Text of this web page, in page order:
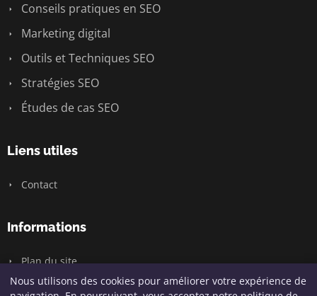
Conseils pratiques en SEO
Marketing digital
Outils et Techniques SEO
Stratégies SEO
Études de cas SEO
Liens utiles
Contact
Informations
Plan du site
Nous utilisons des cookies pour améliorer votre expérience de